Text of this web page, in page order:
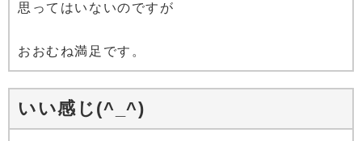
思ってはいないのですが
おおむね満足です。
いい感じ(^_^)